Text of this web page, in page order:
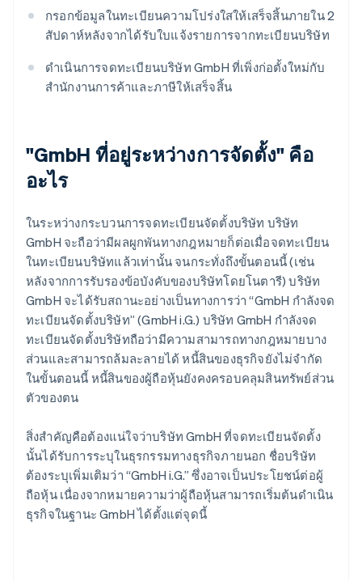
กรอกข้อมูลในทะเบียนความโปร่งใสให้เสร็จสิ้นภายใน 2
สัปดาห์หลังจากได้รับใบแจ้งรายการจากทะเบียนบริษัท
ดำเนินการจดทะเบียนบริษัท GmbH ที่เพิ่งก่อตั้งใหม่กับ
สำนักงานการค้าและภาษีให้เสร็จสิ้น
"GmbH ที่อยู่ระหว่างการจัดตั้ง" คือ
อะไร
ในระหว่างกระบวนการจดทะเบียนจัดตั้งบริษัท บริษัท
GmbH จะถือว่ามีผลผูกพันทางกฎหมายก็ต่อเมื่อจดทะเบียน
ในทะเบียนบริษัทแล้วเท่านั้น จนกระทั่งถึงขั้นตอนนี้ (เช่น
หลังจากการรับรองข้อบังคับของบริษัทโดยโนตารี) บริษัท
GmbH จะได้รับสถานะอย่างเป็นทางการว่า “GmbH กำลังจด
ทะเบียนจัดตั้งบริษัท” (GmbH i.G.) บริษัท GmbH กำลังจด
ทะเบียนจัดตั้งบริษัทถือว่ามีความสามารถทางกฎหมายบาง
ส่วนและสามารถล้มละลายได้ หนี้สินของธุรกิจยังไม่จำกัด
ในขั้นตอนนี้ หนี้สินของผู้ถือหุ้นยังคงครอบคลุมสินทรัพย์ส่วน
ตัวของตน
สิ่งสำคัญคือต้องแน่ใจว่าบริษัท GmbH ที่จดทะเบียนจัดตั้ง
นั้นได้รับการระบุในธุรกรรมทางธุรกิจภายนอก ชื่อบริษัท
ต้องระบุเพิ่มเติมว่า “GmbH i.G.” ซึ่งอาจเป็นประโยชน์ต่อผู้
ถือหุ้น เนื่องจากหมายความว่าผู้ถือหุ้นสามารถเริ่มต้นดำเนิน
ธุรกิจในฐานะ GmbH ได้ตั้งแต่จุดนี้